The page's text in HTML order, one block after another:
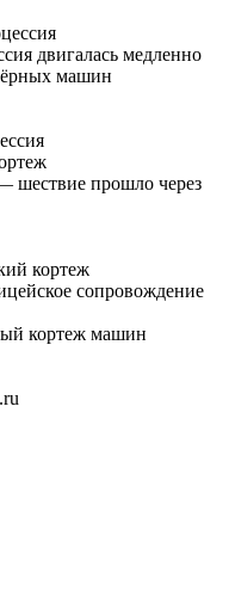
двигалась медленно
машин
шествие прошло через
кортеж
сопровождение
кортеж машин